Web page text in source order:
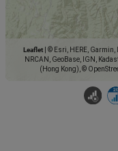
Leaflet
© Esri, HERE, Garmin,
NRCAN, GeoBase, IGN,
(Hong Kong), ©